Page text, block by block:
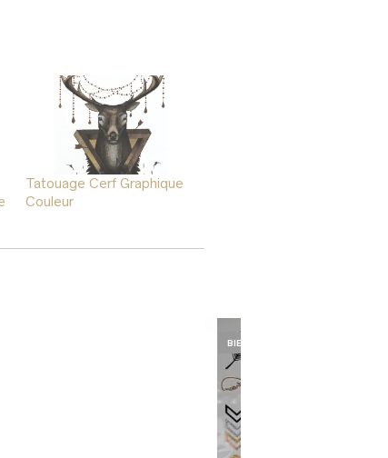
Tatouage Cerf Graphique
Couleur
BIENTÔT DE RETOUR